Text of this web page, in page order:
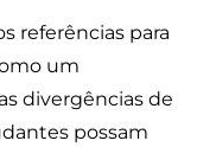
referências para
um
divergências de
possam